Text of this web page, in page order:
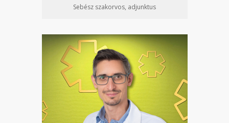
Sebész szakorvos, adjunktus